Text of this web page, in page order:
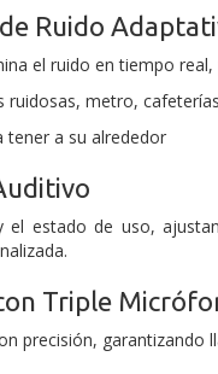
Ruido
el ruido en tiempo
ruidosas, metro,
tener a su alrededor
estado de uso,
Triple
precisión, garantizando